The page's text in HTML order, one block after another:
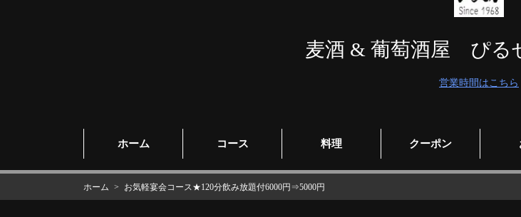
麦酒 & 葡萄酒屋 ぴ
営業時間はこちら
ホーム コース 料理 クーポン
ホーム お気軽宴会コース★120分飲み放題付6000円⇒5000円